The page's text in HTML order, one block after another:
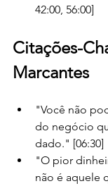
42:00, 56:00]
Citações-
Marcantes
"Você não
do negócio
dado." [06:30]
"O pior
não é aquele